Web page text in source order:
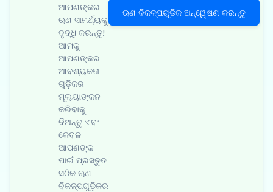
ଆପଣଙ୍କର
ଋଣ ସାମର୍ଥ୍ୟକୁ
ବୃଦ୍ଧି କରନ୍ତୁ!
ଆମକୁ
ଆପଣଙ୍କର
ଆବଶ୍ୟକତା
ଗୁଡ଼ିକର
ମୂଲ୍ୟାଙ୍କନ
କରିବାକୁ
ଦିଅନ୍ତୁ ଏବଂ
କେବଳ
ଆପଣଙ୍କ
ପାଇଁ ପ୍ରସ୍ତୁତ
ସଠିକ ଋଣ
ବିକଳ୍ପଗୁଡ଼ିକର
ଋଣ ବିକଳ୍ପଗୁଡିକ ଅନ୍ୱେଷଣ କରନ୍ତୁ